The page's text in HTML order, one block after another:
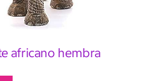
africano hembra